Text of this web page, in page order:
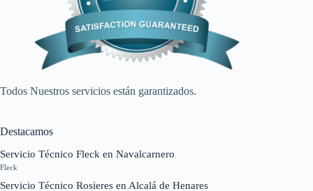
Todos Nuestros servicios están garantizados.
Destacamos
Servicio Técnico Fleck en Navalcarnero
Fleck
Servicio Técnico Rosieres en Alcalá de Henares